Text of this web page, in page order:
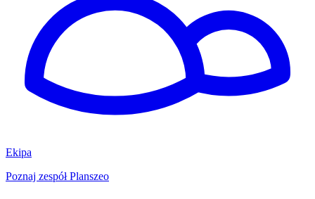
Ekipa
Poznaj zespół Planszeo